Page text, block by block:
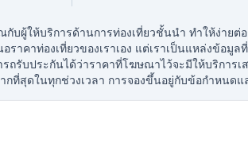
ผู้ให้บริการด้านการท่องเที่ยวชั้นนำ ทำให้ง่ายต่
าคาท่องเที่ยวของเราเอง แต่เราเป็นแหล่งข้อ
ถรับประกันได้ว่าราคาที่โฆษณาไว้จะมีให้บริกา
ที่สุดในทุกช่วงเวลา การจองขึ้นอยู่กับข้อกำหนดแ